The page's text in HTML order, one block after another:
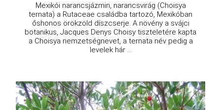
Mexikói narancsjázmin, narancsvirág (Choisya
ternata) a Rutaceae családba tartozó, Mexikóban
őshonos örökzöld díszcserje. A növény a svájci
botanikus, Jacques Denys Choisy tiszteletére kapta
a Choisya nemzetségnevet, a ternata név pedig a
levelek hár ...